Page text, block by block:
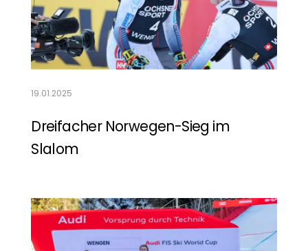
Dreifacher Norwegen-Sieg im
Slalom
19.01.2025
Mehr lesen